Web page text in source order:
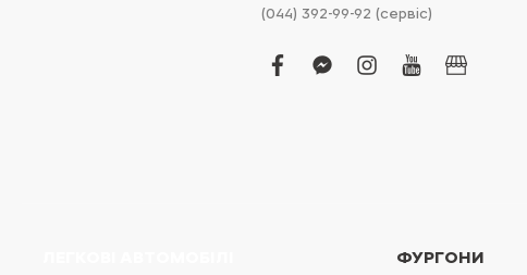
(044) 392-99-92 (сервіс)
facebook
facebook-
instagram
youtubebusiness
ФУРГОНИ